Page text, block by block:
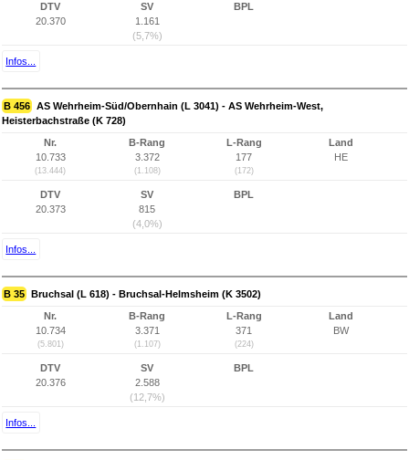
DTV
20.370
SV
1.161
(5,7%)
BPL
Infos...
B 456 AS Wehrheim-Süd/Obernhain (L 3041) - AS Wehrheim-West,
Heisterbachstraße (K 728)
Nr.
10.733
(13.444)
B-Rang
3.372
(1.108)
L-Rang
177
(172)
Land
HE
DTV
20.373
SV
815
(4,0%)
BPL
Infos...
B 35 Bruchsal (L 618) - Bruchsal-Helmsheim (K 3502)
Nr.
10.734
(5.801)
B-Rang
3.371
(1.107)
L-Rang
371
(224)
Land
BW
DTV
20.376
SV
2.588
(12,7%)
BPL
Infos...